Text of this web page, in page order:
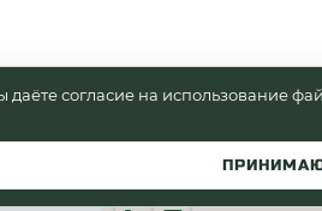
даёте согласие на использование